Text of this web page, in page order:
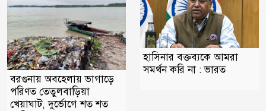
বরগুনায় অবহেলায় ভাগাড়ে
পরিণত তেতুলবাড়িয়া
খেয়াঘাট, দুর্ভোগে শত শত
হাসিনার বক্তব্যকে আমরা
সমর্থন করি না : ভারত